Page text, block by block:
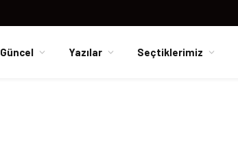
Güncel Yazılar Seçtiklerimiz